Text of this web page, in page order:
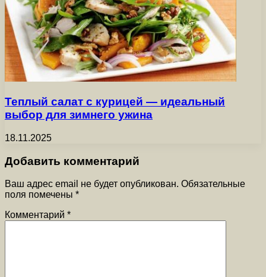
Теплый салат с курицей — идеальный
выбор для зимнего ужина
18.11.2025
Добавить комментарий
Ваш адрес email не будет опубликован. Обязательные
поля помечены *
Комментарий *